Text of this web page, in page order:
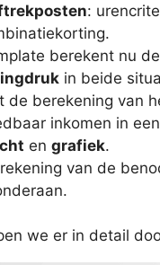
:
berekent nu de
in beide
de berekening van
inkomen in
en grafiek.
van de
we er in detail